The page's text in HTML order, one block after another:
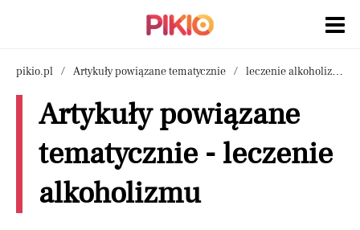
pikio.pl Artykuły powiązane tematycznie leczenie alkoholizmu
Artykuły powiązane
tematycznie - leczenie
alkoholizmu